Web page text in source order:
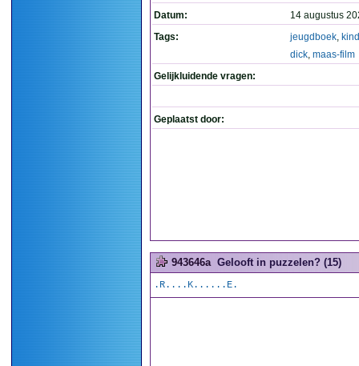
Datum:
14 augustus
Tags:
jeugdboek,
dick, maas-film
Gelijkluidende vragen:
Geplaatst door:
943646a Gelooft in puzzelen? (15)
.R....K......E.